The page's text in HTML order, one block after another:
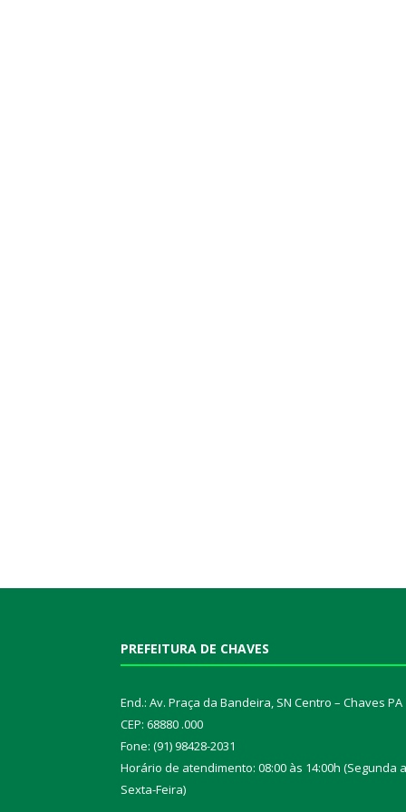
PREFEITURA DE CHAVES
End.: Av. Praça da Bandeira, SN Centro – Chaves PA
CEP: 68880 .000
Fone: (91) 98428-2031
Horário de atendimento: 08:00 às 14:00h (Segunda a
Sexta-Feira)